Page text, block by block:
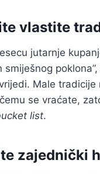
vlastite
jutarnje
smiješnog
Male tradicije
se vraćate,
list.
zajednički